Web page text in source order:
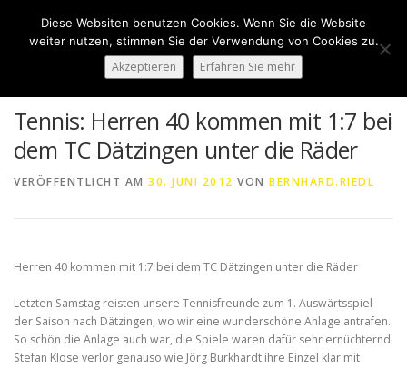
springen
Tennis: Herren 40 kommen mit 1:7 bei
dem TC Dätzingen unter die Räder
VERÖFFENTLICHT AM 30. JUNI 2012 VON BERNHARD.RIEDL
Herren 40 kommen mit 1:7 bei dem TC Dätzingen unter die Räder
Letzten Samstag reisten unsere Tennisfreunde zum 1. Auswärtsspiel
der Saison nach Dätzingen, wo wir eine wunderschöne Anlage antrafen.
So schön die Anlage auch war, die Spiele waren dafür sehr ernüchternd.
Stefan Klose verlor genauso wie Jörg Burkhardt ihre Einzel klar mit
Diese Websiten benutzen Cookies. Wenn Sie die Website
weiter nutzen, stimmen Sie der Verwendung von Cookies zu.
Akzeptieren Erfahren Sie mehr